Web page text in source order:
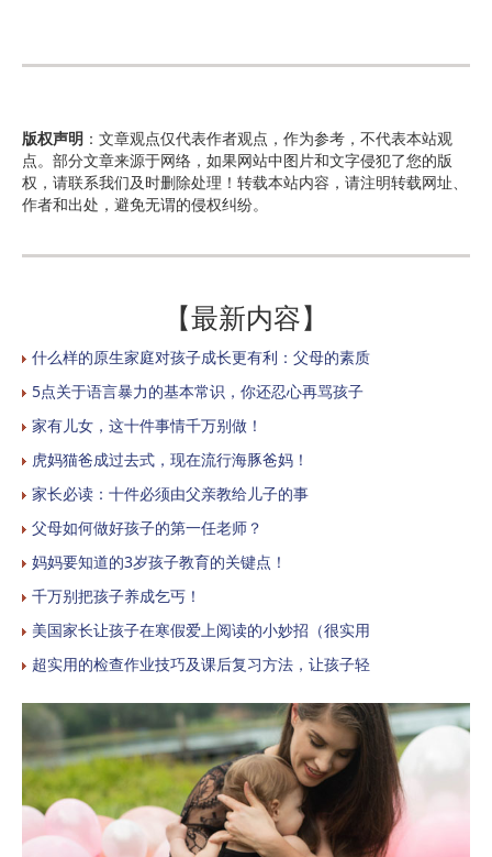
版权声明 ：文章观点仅代表作者观点，作为参考，不代表本站观
点。部分文章来源于网络，如果网站中图片和文字侵犯了您的版
权，请联系我们及时删除处理！转载本站内容，请注明转载网址、
作者和出处，避免无谓的侵权纠纷。
【最新内容】
什么样的原生家庭对孩子成长更有利：父母的素质
5点关于语言暴力的基本常识，你还忍心再骂孩子
家有儿女，这十件事情千万别做！
虎妈猫爸成过去式，现在流行海豚爸妈！
家长必读：十件必须由父亲教给儿子的事
父母如何做好孩子的第一任老师？
妈妈要知道的3岁孩子教育的关键点！
千万别把孩子养成乞丐！
美国家长让孩子在寒假爱上阅读的小妙招（很实用
超实用的检查作业技巧及课后复习方法，让孩子轻